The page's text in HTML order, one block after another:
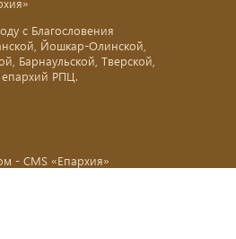
с Благословения
Йошкар-Олинской,
Барнаульской, Тверской,
РПЦ.
- CMS «Епархия»